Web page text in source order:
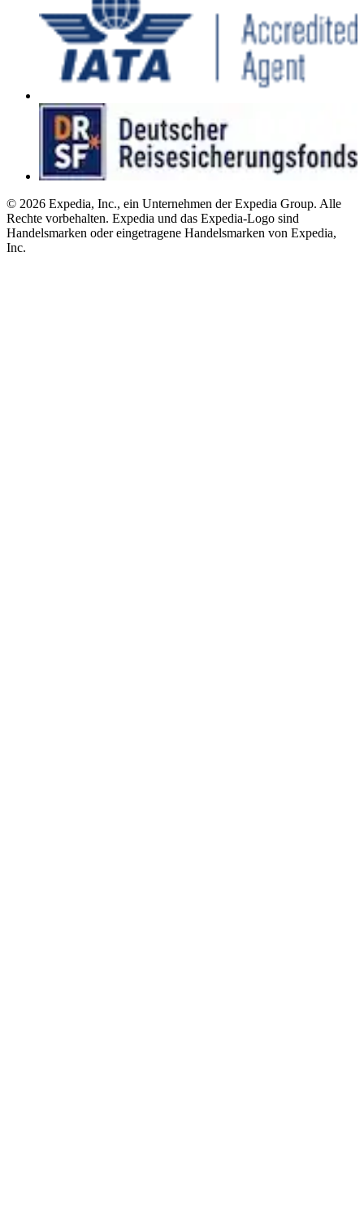
© 2026 Expedia, Inc., ein Unternehmen der Expedia Group. Alle
Rechte vorbehalten. Expedia und das Expedia-Logo sind
Handelsmarken oder eingetragene Handelsmarken von Expedia,
Inc.